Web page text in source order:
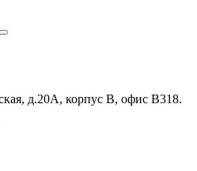
д.20А, корпус В, офис В318.